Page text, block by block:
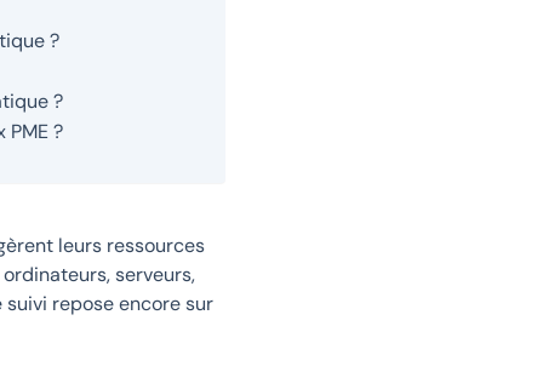
?
?
?
leurs ressources
serveurs,
repose encore sur